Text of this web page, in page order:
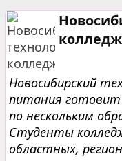
Новосибирский
питания готовит
по нескольким
Студенты
областных,